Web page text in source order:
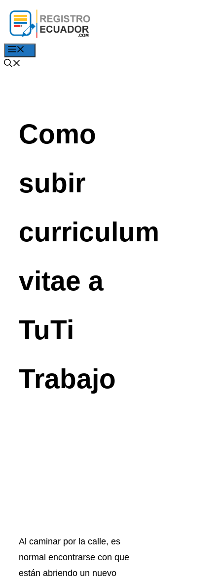
Saltar
contenido
Como
subir
curriculum
vitae a
TuTi
Trabajo
Al caminar por la calle, es
normal encontrarse con que
están abriendo un nuevo